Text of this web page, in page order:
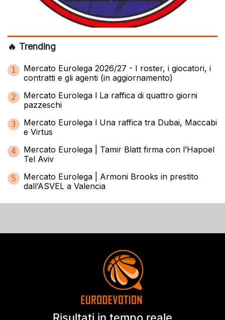
🔥 Trending
1
Mercato Eurolega 2026/27 - I roster, i giocatori, i
contratti e gli agenti (in aggiornamento)
2
Mercato Eurolega l La raffica di quattro giorni
pazzeschi
3
Mercato Eurolega l Una raffica tra Dubai, Maccabi
e Virtus
4
Mercato Eurolega | Tamir Blatt firma con l’Hapoel
Tel Aviv
5
Mercato Eurolega | Armoni Brooks in prestito
dall’ASVEL a Valencia
Risultati in tempo reale